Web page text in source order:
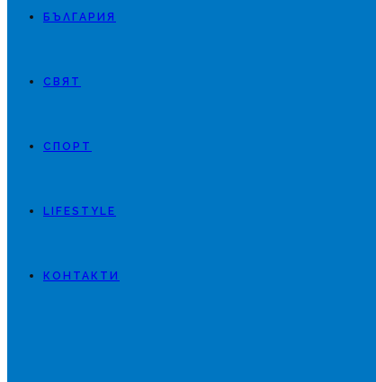
БЪЛГАРИЯ
СВЯТ
СПОРТ
LIFESTYLE
КОНТАКТИ